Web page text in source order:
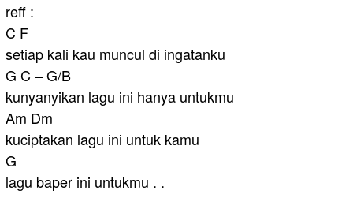
reff :
C F
setiap kali kau muncul di ingatanku
G C – G/B
kunyanyikan lagu ini hanya untukmu
Am Dm
kuciptakan lagu ini untuk kamu
G
lagu baper ini untukmu . .